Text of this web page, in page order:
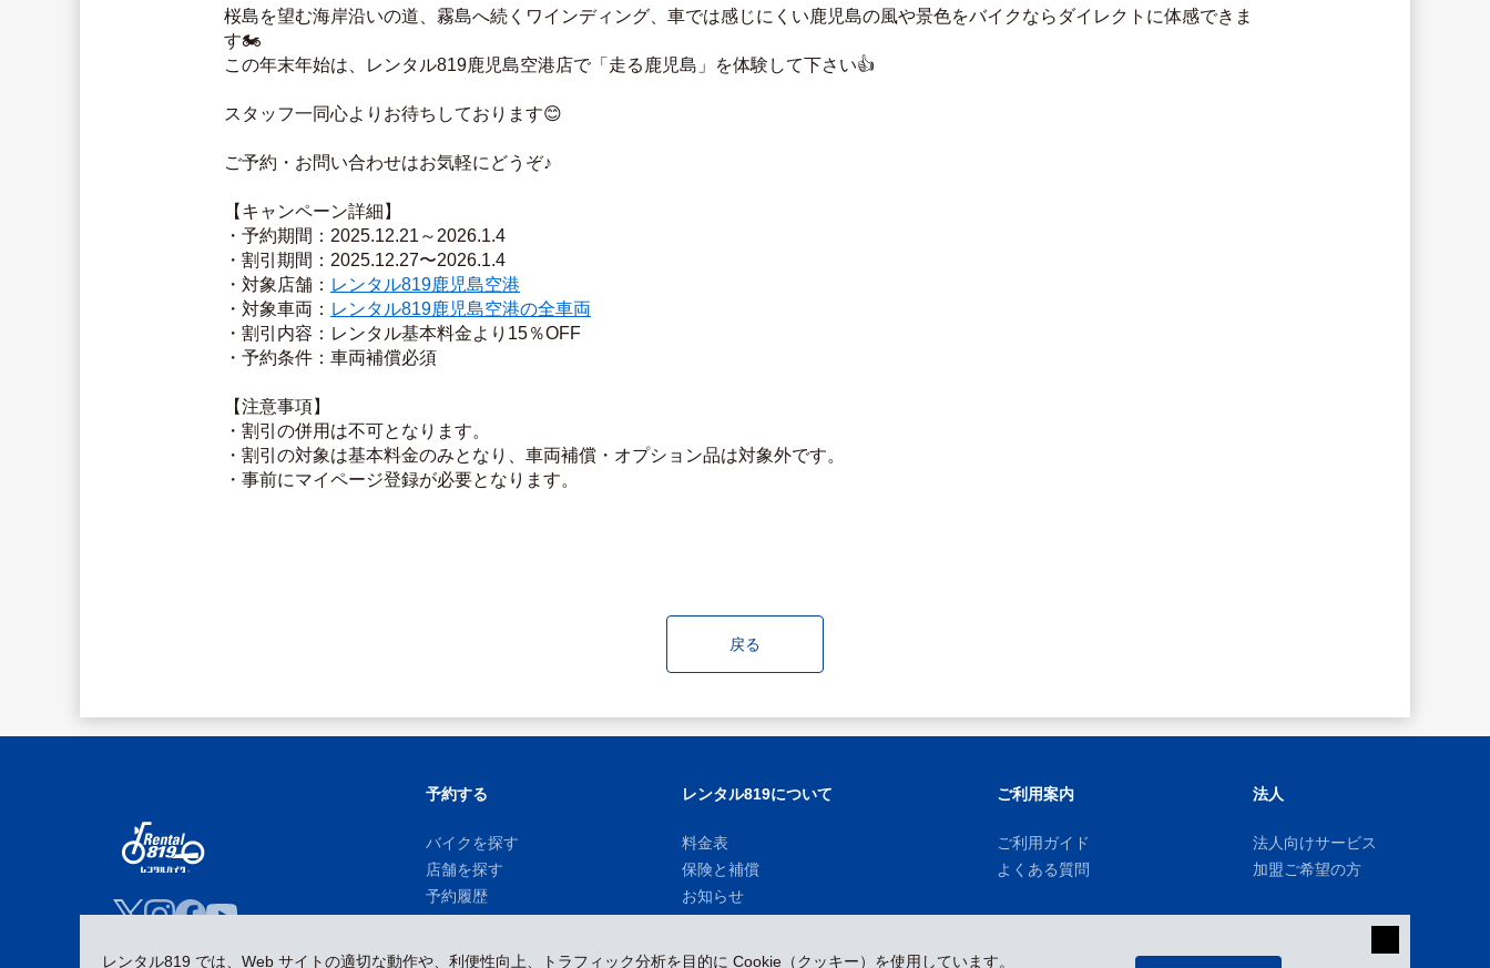
桜島を望む海岸沿いの道、霧島へ続くワインディング、車では感じにくい鹿児島の風や景色をバイクならダイレクトに体感できま
す🏍️
この年末年始は、レンタル819鹿児島空港店で「走る鹿児島」を体験して下さい👍
スタッフ一同心よりお待ちしております😊
ご予約・お問い合わせはお気軽にどうぞ♪
【キャンペーン詳細】
・予約期間：2025.12.21～2026.1.4
・割引期間：2025.12.27〜2026.1.4
・対象店舗： レンタル819鹿児島空港
・対象車両： レンタル819鹿児島空港の全車両
・割引内容：レンタル基本料金より15％OFF
・予約条件：車両補償必須
【注意事項】
・割引の併用は不可となります。
・割引の対象は基本料金のみとなり、車両補償・オプション品は対象外です。
・事前にマイページ登録が必要となります。
戻る
レンタル819 では、Web サイトの適切な動作や、利便性向上、トラフィック分析を目的に Cookie（クッキー）を使用しています。
予約する
バイクを探す
店舗を探す
予約履歴
レンタル819について
料金表
保険と補償
お知らせ
ご利用案内
ご利用ガイド
よくある質問
法人
法人向けサービス
加盟ご希望の方